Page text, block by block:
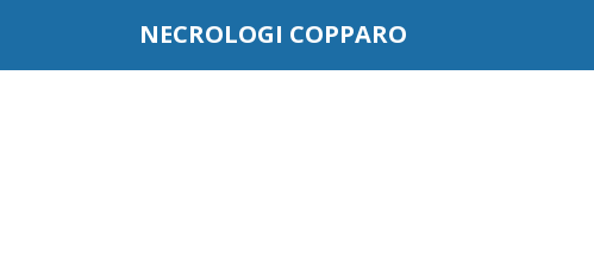
NECROLOGI COPPARO
scorrendo questa pagina, cliccando su un link o